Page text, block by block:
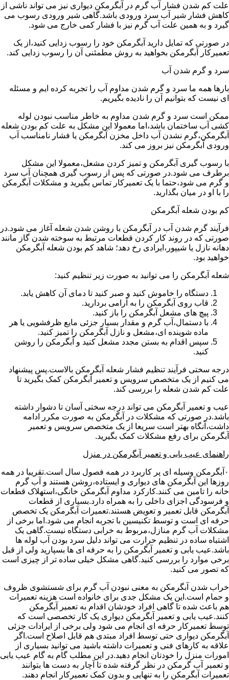
علت کم شدن فشار آب گرم در آبگرمکن دیواری نیز می تواند ناشی از
کاهش فشار شیر آب سرد ورودی باشد.گاهی شیر ورودی رسوب می
گیرد و به همین علت آب گرم نیز با فشار کمی خارج می شود.
در صورتی که تمایل دارید آبگرمکن خود را رسوب زدایی کنید،از یک
تعمیرکار آبگرمکن بخواهید به روش مطمئنی آن را رسوب زدایی کند.
سرد و گرم شدن آب
بارها همه ما سرد و گرم شدن مداوم آب را تجربه کرده ایم و مسئله
ای نیست که بتوانیم آن را نادیده بگیریم.
ممکن است سرد و گرم شدن مداوم به خاطر مناسب نبودن لوله
کشی آب ساختمان باشد،اما معمولا این مشکل به علت کم بودن شعله
آبگرمکن،گرم نشدن آب داخل مخزن آبگرمکن یا فشار نامناسب آب
ورودی آبگرمکن نیز بروز می کند.
با رسوب گیری آبگرمکن و تمیز کردن مشعل،معمولا این مشکل
برطرف می شود.در صورتی که پس از رسوب گیری همچنان آب سرد
و گرم می شود،حتما با یک تعمیرکار تماس بگیرید و مشکلات آبگرمکن
را با او در میان بگذارید.
کم بودن شعله آبگرمکن
فرآیند گرم شدن آب در آبگرمکن با روشن شدن شعله آغاز می شود.در
صورتی که در روند کار کردن قطعات مرتبط به سوخته شدن گاز مانند
دهانه نازل یا شیپور،ایرادی رخ دهد؛ شاهد کم بودن شعله آبگرمکن
خواهید بود.
شعله آبگرمکن را می توانید به صورت زیر تنظیم کنید:
دستگاه را خاموش کنید و صبر کنید تا دمای آن کاهش یابد.
قاب روی آبگرمکن را به آرامی بردارید.
پیچ های مشعل آبگرمکن را باز کنید.
با دستمال،آب گرم و مقدار بسیار جزئی مایع ظرفشویی یا هر
ماده شوینده ای،مشعل و نازل آبگرمکن را تمیز کنید.
سپس اقدام به بستن مجدد مشعل کنید و آبگرمکن را روشن
کنید.
درجه سختی فرآیند تنظیم فشار شعله آبگرمکن بالاست.پس پیشنهاد
می کنیم از یک متخصص سرویس و تعمیر آبگرمکن کمک بگیرید تا
علت کم شدن شعله را بررسی کند.
عیب و تعمیر آبگرمکن می تواند درجه سختی آسان تا دشوار داشته
باشد.در صورتی که مشکلات در آبگرمکن به صورت مکرر ادامه
داشت،آنگاه بهتر است سریعا از یک متخصص سرویس و تعمیر
آبگرمکن برای رفع مشکلات کمک بگیرید.
راهنمای عیب یابی و تعمیر آبگرمکن در منزل
۰آبگرمکن وسیله ای پر کاربرد در همه فصول سال است.تقریبا در همه
روزها این آبگرمکن های دیواری و ایستاده،روشن هستند و آب گرم
خانه را تامین می کنند.کارکرد مداوم آبگرمکن خانگی،استهلاک قطعات
و فرسودگی اجزای داخلی را به همراه دارد.بسیاری از قطعات
آبگرمکن قابل تعمیر و تعویض هستند.تعمیرات آبگرمکن یک تخصص
حرفه ای است و توسط تکنیسین با تجربه انجام می شود.اما برخی از
مشکلات آب گرم منازل،مربوط به خرابی دستگاه نیست.گاهی یک
اشتباه ساده در تنظیم حرارت می تواند دلیل سرد بودن آب لوله ها
باشد.عیب یابی و تعمیر آبگرمکن را به حرفه ای ها بسپارید ولی از قبل
برخی موارد را بررسی کنید.گاهی مشکل خیلی ساده تر از چیزی است
که تصور می کنید.
خراب شدن آبگرمکن به معنی نبودن آب گرم برای شستشوی ظروف
و حمام است.این یک مشکل جدی برای خانواده است هزینه تعمیرات
هم باعث شده تا گاهی افراد خودشان اقدام به تعمیر آبگرمکن
کنند.عیب یابی و تعمیر آبگرمکن دیواری یک کار تخصصی است که
توسط تعمیرکار حرفه ای انجام می شود ولی برخی از ایرادات جزئی
آبگرمکن دیواری حتی توسط افراد مبتدی هم قابل اصلاح است.اگر
علاقه به کارهای فنی و تعمیرات داشته باشید می توانید بسیاری از
امورات منزل را خودتان انجام دهید.در این مطلب گام به گام عیب یابی
و تعمیر آب گرمکن در نظر گرفته شده تا آچار به دست ها بتوانند
تعمیرات آبگرمکن را به تنهایی و بدون کمک تعمیرکار انجام دهند.